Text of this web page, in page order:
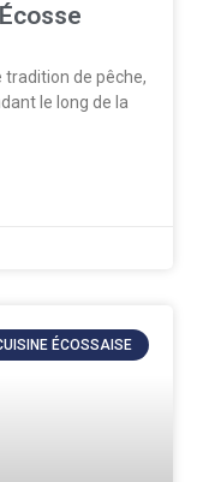
tradition de pêche,
le long de la
ÉCOSSAISE